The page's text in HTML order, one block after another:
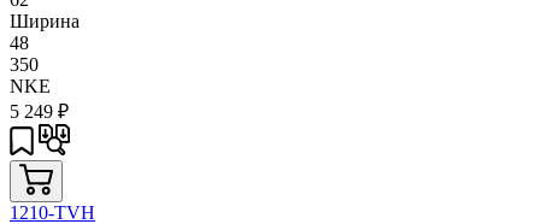
Ширина
48
350
NKE
5 249 ₽
1210-TVH